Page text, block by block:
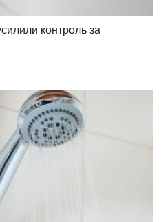
контроль за